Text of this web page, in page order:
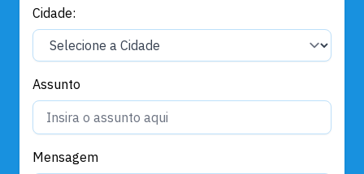
Cidade:
Assunto
Mensagem